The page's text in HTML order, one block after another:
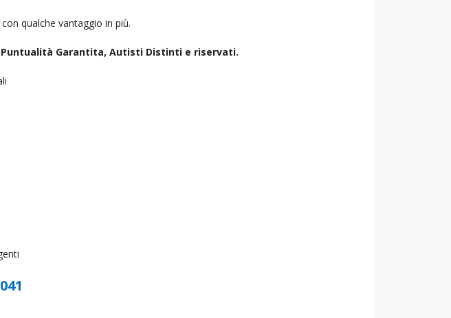
qualche vantaggio in più.
Puntualità Garantita, Autisti Distinti e riservati.